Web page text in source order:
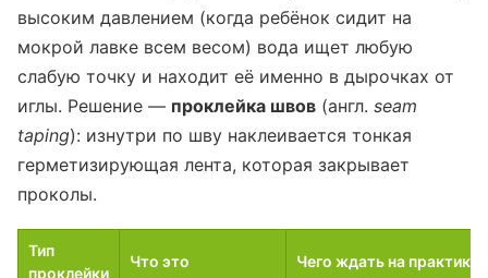
высоким давлением (когда ребёнок сидит на
мокрой лавке всем весом) вода ищет любую
слабую точку и находит её именно в дырочках от
иглы. Решение — проклейка швов (англ. seam
taping): изнутри по шву наклеивается тонкая
герметизирующая лента, которая закрывает
проколы.
Тип
проклейки
Что это Чего ждать на практике